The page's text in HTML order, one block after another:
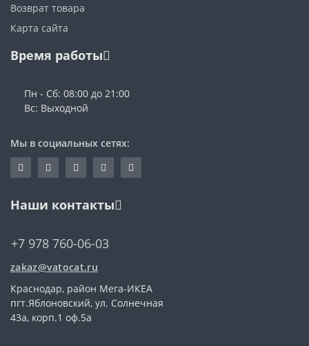
Возврат товара
Карта сайта
Время работы
Пн - Сб: 08:00 до 21:00
Вс: Выходной
Мы в социальных сетях:
Наши контакты
+7 978 760-06-03
zakaz@vatocat.ru
Краснодар, район Мега-ИКЕА
пгт.Яблоновский, ул. Солнечная
43а, корп.1 оф.5а